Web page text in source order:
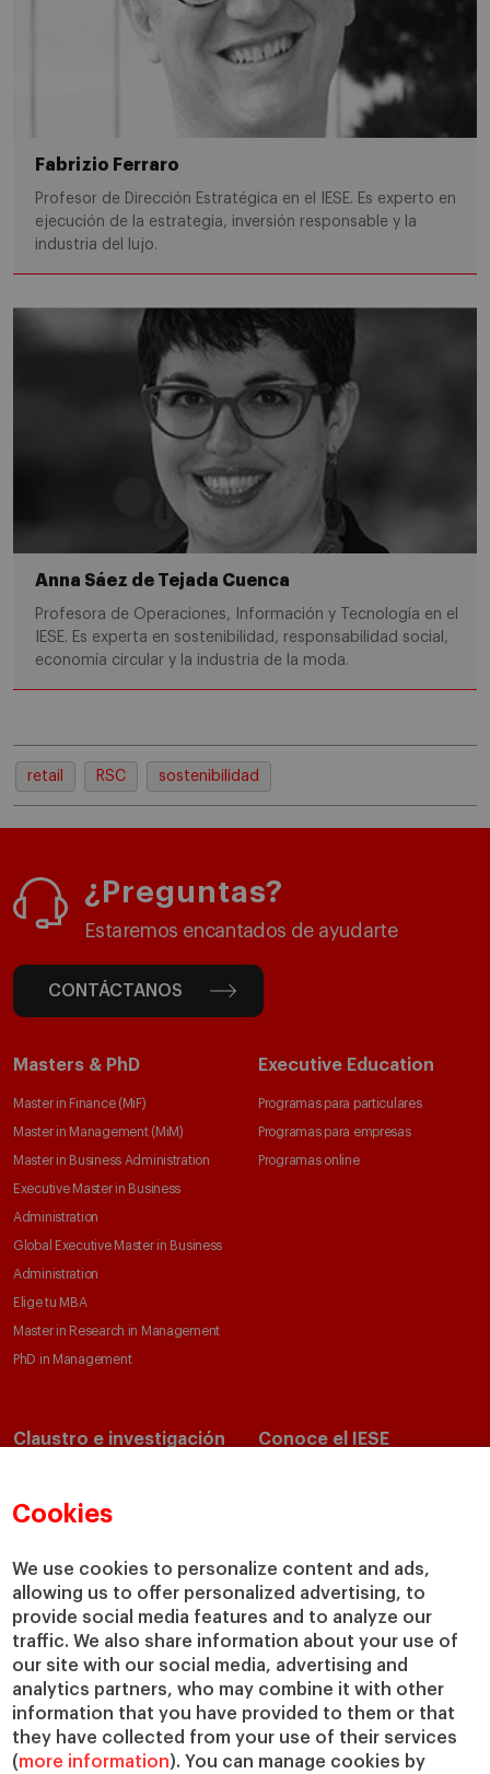
Cookies
We use cookies to personalize content and ads,
allowing us to offer personalized advertising, to
provide social media features and to analyze our
traffic. We also share information about your use of
our site with our social media, advertising and
analytics partners, who may combine it with other
information that you have provided to them or that
they have collected from your use of their services
(more information). You can manage cookies by
Fabrizio Ferraro
Profesor de Dirección Estratégica en el IESE. Es experto en
ejecución de la estrategia, inversión responsable y la
industria del lujo.
Anna Sáez de Tejada Cuenca
Profesora de Operaciones, Información y Tecnología en el
IESE. Es experta en sostenibilidad, responsabilidad social,
economía circular y la industria de la moda.
retail RSC sostenibilidad
¿Preguntas?
Estaremos encantados de ayudarte
CONTÁCTANOS
Masters & PhD
Master in Finance (MiF)
Master in Management (MiM)
Master in Business Administration
Executive Master in Business
Administration
Global Executive Master in Business
Administration
Elige tu MBA
Master in Research in Management
PhD in Management
Executive Education
Programas para particulares
Programas para empresas
Programas online
Claustro e investigación
Departamentos académicos
Cátedras
IESE Insight
IESE Publishing
Conoce el IESE
Nuestro impacto
Colabora con el IESE
Servicios
Biblioteca
Canal de Compliance
Capellanía
IESE Shop